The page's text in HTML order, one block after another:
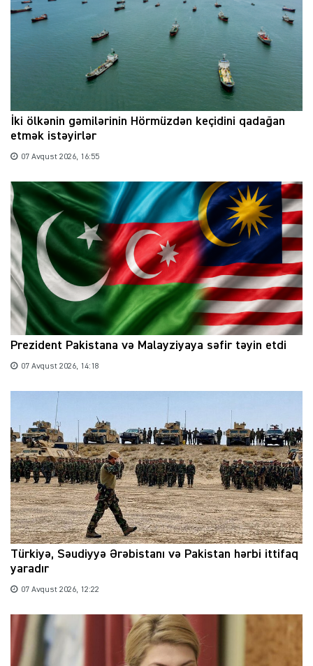
İki ölkənin gəmilərinin Hörmüzdən keçidini qadağan
etmək istəyirlər
07 Avqust 2026, 16:55
Prezident Pakistana və Malayziyaya səfir təyin etdi
07 Avqust 2026, 14:18
Türkiyə, Səudiyyə Ərəbistanı və Pakistan hərbi ittifaq
yaradır
07 Avqust 2026, 12:22